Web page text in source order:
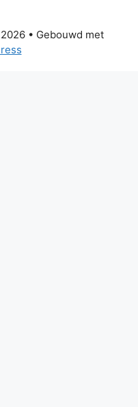
• Gebouwd met